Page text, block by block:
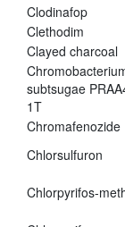
Clodinafop
Clethodim
Clayed charcoal
subtsugae
1T
Chromafenozide
Chlorsulfuron
Chlorpyrifos-